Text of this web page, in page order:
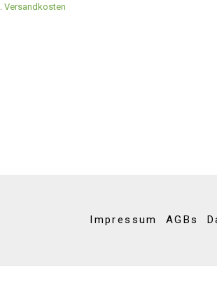
Versandkosten
Impressum AGBs